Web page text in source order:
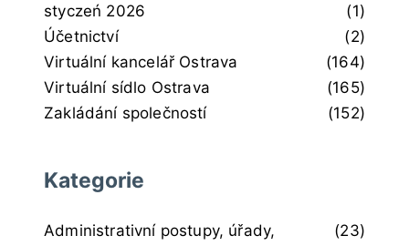
styczeń 2026
(1)
Účetnictví
(2)
Virtuální kancelář Ostrava
(164)
Virtuální sídlo Ostrava
(165)
Zakládání společností
(152)
Kategorie
Administrativní postupy, úřady,
(23)